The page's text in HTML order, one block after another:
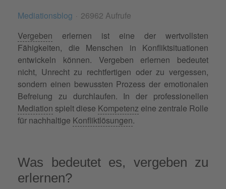
Mediationsblog
26962 Aufrufe
Vergeben erlernen ist eine der wertvollsten
Fähigkeiten, die Menschen in Konfliktsituationen
entwickeln können. Vergeben erlernen bedeutet
nicht, Unrecht zu rechtfertigen oder zu vergessen,
sondern einen bewussten Prozess der emotionalen
Befreiung zu durchlaufen. In der professionellen
Mediation spielt diese Kompetenz eine zentrale Rolle
für nachhaltige Konfliktlösungen.
Was bedeutet es, vergeben zu
erlernen?